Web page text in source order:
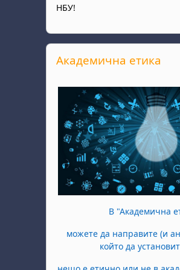
НБУ!
Прескочи Академична етика
Академична етика
В "Академична
можете да направите (и
който да